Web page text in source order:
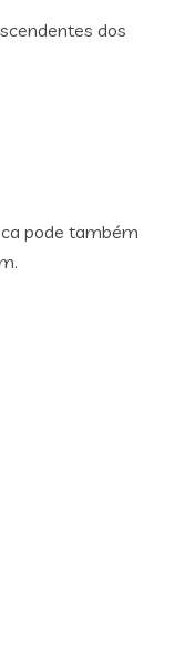
dos
pode também